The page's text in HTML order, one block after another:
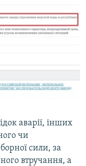
аварії, інших
чи
сили, за
втручання, а